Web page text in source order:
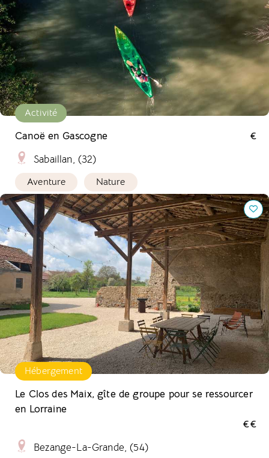
Activité
Canoë en Gascogne
€
Sabaillan, (32)
Aventure Nature
Hébergement
Le Clos des Maix, gîte de groupe pour se ressourcer
en Lorraine
€€
Bezange-La-Grande, (54)
Le Clos des Maix, gîte de groupe pour se ressourcer en
Lorraine